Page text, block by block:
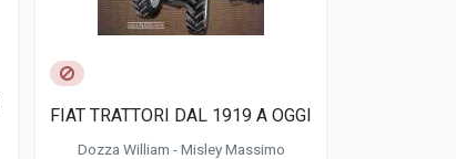
FIAT TRATTORI DAL 1919 A OGGI
Dozza William -Misley Massimo